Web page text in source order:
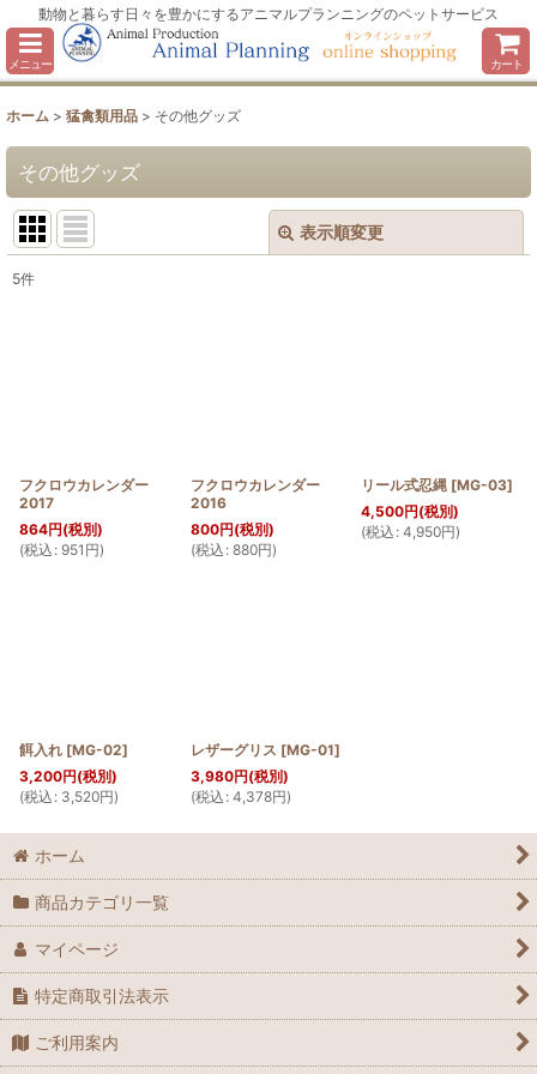
動物と暮らす日々を豊かにするアニマルプランニングのペットサービス
メニュー カート
ホーム > 猛禽類用品 > その他グッズ
その他グッズ
表示順変更
5件
フクロウカレンダー
2017
864円(税別)
(税込 : 951 円)
フクロウカレンダー
2016
800円(税別)
(税込 : 880円)
リール式忍縄 [MG-03]
4,500円(税別)
(税込 : 4,950円)
餌入れ [MG-02]
3,200円(税別)
(税込 : 3,520円)
レザーグリス [MG-01]
3,980円(税別)
(税込 : 4,378円)
ホーム
商品カテゴリ一覧
マイページ
特定商取引法表示
ご利用案内